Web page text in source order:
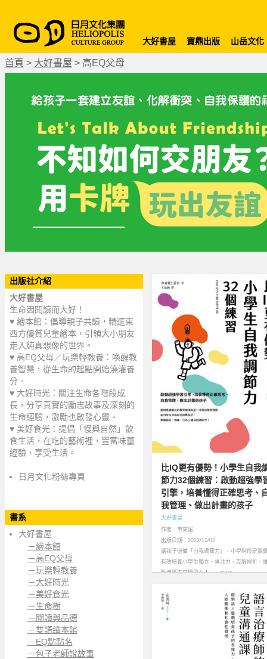
大好書屋 寶鼎出版 山岳文化
首頁 > 大好書屋 > 高EQ父母
出版社介紹
大好書屋
生命因閱讀而大好！
♥ 繪本館：倡導親子共讀，精選東
西方優質兒童繪本，引領大小朋友
走入純真想像的世界。
♥ 高EQ父母／玩樂輕教養：喚醒教
養智慧，從生命的起點開始澆灌養
分。
♥ 大好時光：關注生命各階段成
長，分享真實的勵志故事及深刻的
生命經驗，激勵也啟發心靈。
♥ 美好食光：提倡「慢與自然」飲
食生活，在吃的藝術裡，豐富味蕾
經驗，享受生活。
日月文化粉絲專頁
書系
大好書屋
－繪本館
－高EQ父母
－玩樂輕教養
－大好時光
－美好食光
－生命樹
－閱讀與品德
－雙語繪本館
－EQ點點名
－包子老師說故事
比IQ更有優勢！小學生自我
節力32個練習：啟動超強學
引擎，培養懂得正確思考、
我管理、做出計畫的孩子
大好書屋
作者：申東媛
出版日期：2022/12/02
讓孩子儲備「自我調節力」，小學階段是關
有效培養小學生獨立、專注力、克服挫折、
動機等未來學習力！……more